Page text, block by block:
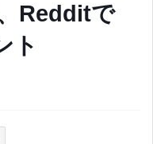
Redditで
ト